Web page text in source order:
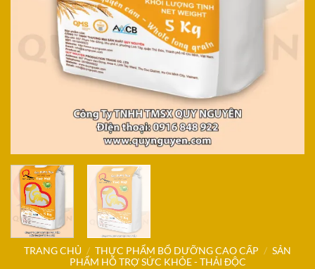
TRANG CHỦ / THỰC PHẨM BỔ DƯỠNG CAO CẤP / SẢN
PHẨM HỖ TRỢ SỨC KHỎE - THẢI ĐỘC